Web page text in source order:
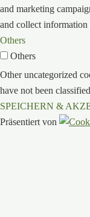
and marketing
and collect information
Others
Others
Other uncategorized
have not been
SPEICHERN &
Präsentiert von